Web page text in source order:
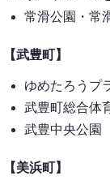
常滑公園・常
【武豊町】
ゆめたろうプ
武豊町総合体
武豊中央公園
【美浜町】